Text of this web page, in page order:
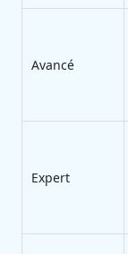
Avancé
Expert